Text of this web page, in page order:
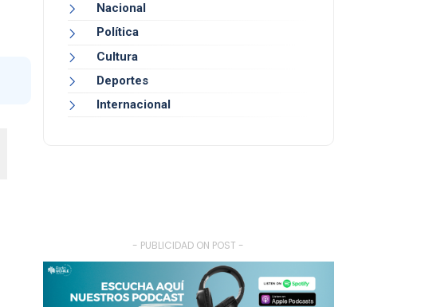
Nacional
Política
Cultura
Deportes
Internacional
- PUBLICIDAD ON POST -